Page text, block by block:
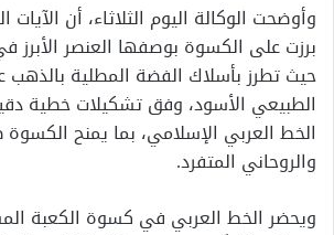
وأوضحت الوكالة اليوم الثلاثاء، أن الآيات
برزت على الكسوة بوصفها العنصر الأبرز
الطبيعي الأسود، وفق تشكيلات خطية
الخط العربي الإسلامي، بما يمنح
والروحاني المتفرد.
ويحضر الخط العربي في كسوة الكعبة